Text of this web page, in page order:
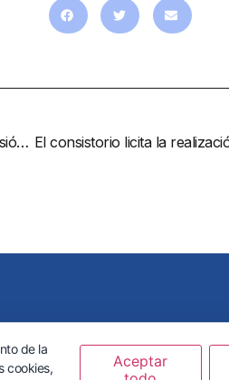
La intuición de dos policías locales logra resolver una gamberrada con la confesión de su autor
Política de
de la
cookies,
Aceptar